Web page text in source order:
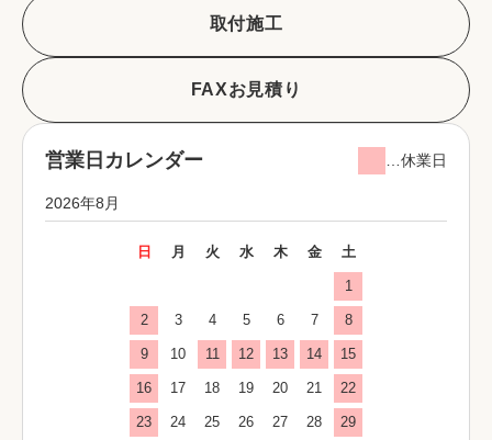
取付施工
FAXお見積り
営業日カレンダー …休業日
2026年8月
日 月 火 水 木 金 土
1
2 3 4 5 6 7 8
9 10 11 12 13 14 15
16 17 18 19 20 21 22
23 24 25 26 27 28 29